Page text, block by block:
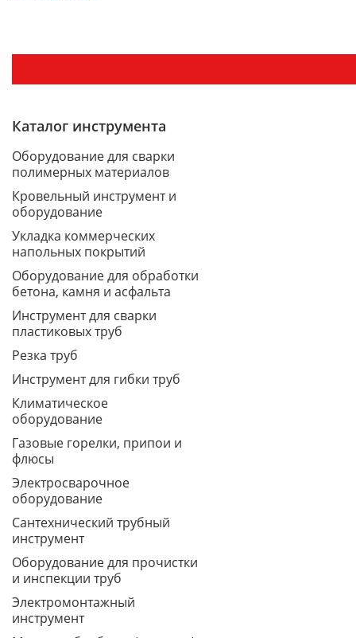
Каталог инструмента
Оборудование для сварки
полимерных материалов
Кровельный инструмент и
оборудование
Укладка коммерческих
напольных покрытий
Оборудование для обработки
бетона, камня и асфальта
Инструмент для сварки
пластиковых труб
Резка труб
Инструмент для гибки труб
Климатическое
оборудование
Газовые горелки, припои и
флюсы
Электросварочное
оборудование
Сантехнический трубный
инструмент
Оборудование для прочистки
и инспекции труб
Электромонтажный
инструмент